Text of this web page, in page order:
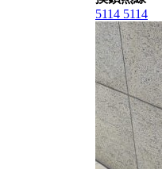
5114 5114